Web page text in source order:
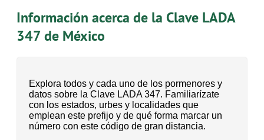
Información acerca de la Clave LADA
347 de México
Explora todos y cada uno de los pormenores y
datos sobre la Clave LADA 347. Familiarízate
con los estados, urbes y localidades que
emplean este prefijo y de qué forma marcar un
número con este código de gran distancia.